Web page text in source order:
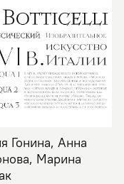
Гонина, Анна
Марина